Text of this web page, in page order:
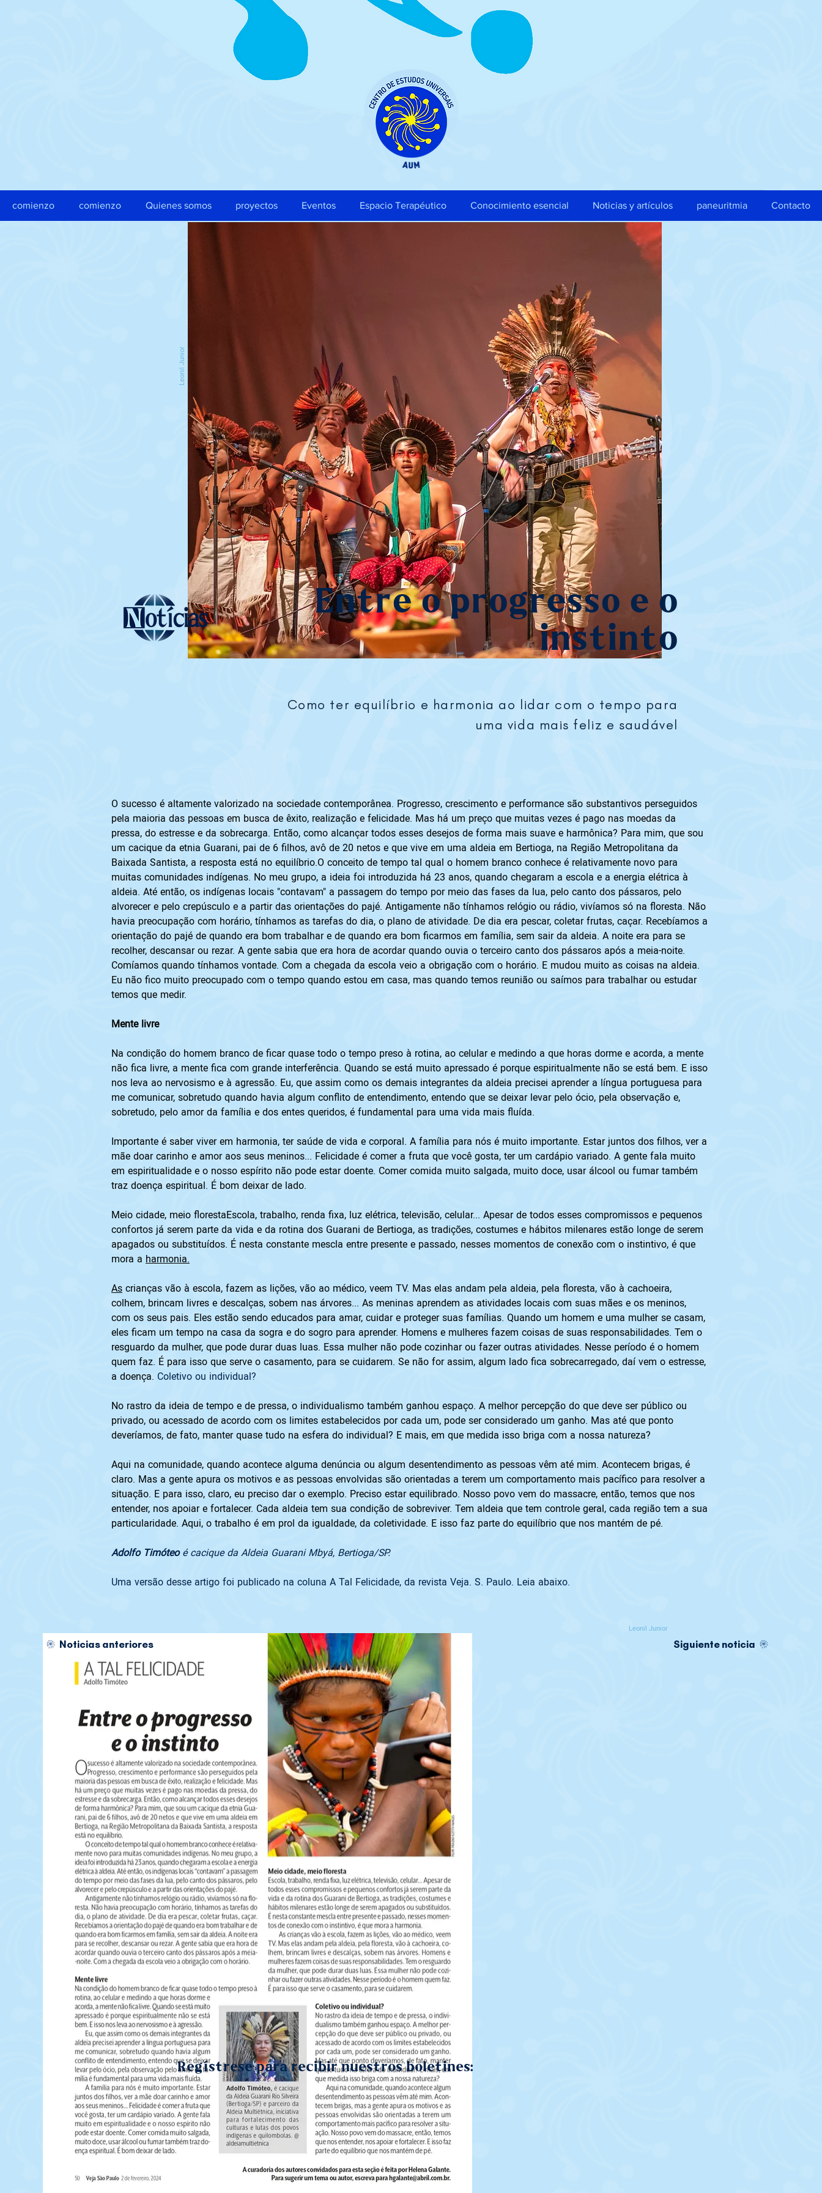
comienzo comienzo Quienes somos proyectos Eventos Espacio Terapéutico Conocimiento esencial Noticias y artículos paneuritmia Contacto
Leonil Junior
Entre o progresso e o
instinto
Como ter equilíbrio e harmonia ao lidar com o tempo para
uma vida mais feliz e saudável
O sucesso é altamente valorizado na sociedade contemporânea. Progresso, crescimento e performance são substantivos perseguidos
pela maioria das pessoas em busca de êxito, realização e felicidade. Mas há um preço que muitas vezes é pago nas moedas da
pressa, do estresse e da sobrecarga. Então, como alcançar todos esses desejos de forma mais suave e harmônica? Para mim, que sou
um cacique da etnia Guarani, pai de 6 filhos, avô de 20 netos e que vive em uma aldeia em Bertioga, na Região Metropolitana da
Baixada Santista, a resposta está no equilíbrio.O conceito de tempo tal qual o homem branco conhece é relativamente novo para
muitas comunidades indígenas. No meu grupo, a ideia foi introduzida há 23 anos, quando chegaram a escola e a energia elétrica à
aldeia. Até então, os indígenas locais "contavam" a passagem do tempo por meio das fases da lua, pelo canto dos pássaros, pelo
alvorecer e pelo crepúsculo e a partir das orientações do pajé. Antigamente não tínhamos relógio ou rádio, vivíamos só na floresta. Não
havia preocupação com horário, tínhamos as tarefas do dia, o plano de atividade. De dia era pescar, coletar frutas, caçar. Recebíamos a
orientação do pajé de quando era bom trabalhar e de quando era bom ficarmos em família, sem sair da aldeia. A noite era para se
recolher, descansar ou rezar. A gente sabia que era hora de acordar quando ouvia o terceiro canto dos pássaros após a meia-noite.
Comíamos quando tínhamos vontade. Com a chegada da escola veio a obrigação com o horário. E mudou muito as coisas na aldeia.
Eu não fico muito preocupado com o tempo quando estou em casa, mas quando temos reunião ou saímos para trabalhar ou estudar
temos que medir.
Mente livre
Na condição do homem branco de ficar quase todo o tempo preso à rotina, ao celular e medindo a que horas dorme e acorda, a mente
não fica livre, a mente fica com grande interferência. Quando se está muito apressado é porque espiritualmente não se está bem. E isso
nos leva ao nervosismo e à agressão. Eu, que assim como os demais integrantes da aldeia precisei aprender a língua portuguesa para
me comunicar, sobretudo quando havia algum conflito de entendimento, entendo que se deixar levar pelo ócio, pela observação e,
sobretudo, pelo amor da família e dos entes queridos, é fundamental para uma vida mais fluída.
Importante é saber viver em harmonia, ter saúde de vida e corporal. A família para nós é muito importante. Estar juntos dos filhos, ver a
mãe doar carinho e amor aos seus meninos... Felicidade é comer a fruta que você gosta, ter um cardápio variado. A gente fala muito
em espiritualidade e o nosso espírito não pode estar doente. Comer comida muito salgada, muito doce, usar álcool ou fumar também
traz doença espiritual. É bom deixar de lado.
Meio cidade, meio florestaEscola, trabalho, renda fixa, luz elétrica, televisão, celular... Apesar de todos esses compromissos e pequenos
confortos já serem parte da vida e da rotina dos Guarani de Bertioga, as tradições, costumes e hábitos milenares estão longe de serem
apagados ou substituídos. É nesta constante mescla entre presente e passado, nesses momentos de conexão com o instintivo, é que
mora a harmonia.
As crianças vão à escola, fazem as lições, vão ao médico, veem TV. Mas elas andam pela aldeia, pela floresta, vão à cachoeira,
colhem, brincam livres e descalças, sobem nas árvores... As meninas aprendem as atividades locais com suas mães e os meninos,
com os seus pais. Eles estão sendo educados para amar, cuidar e proteger suas famílias. Quando um homem e uma mulher se casam,
eles ficam um tempo na casa da sogra e do sogro para aprender. Homens e mulheres fazem coisas de suas responsabilidades. Tem o
resguardo da mulher, que pode durar duas luas. Essa mulher não pode cozinhar ou fazer outras atividades. Nesse período é o homem
quem faz. É para isso que serve o casamento, para se cuidarem. Se não for assim, algum lado fica sobrecarregado, daí vem o estresse,
a doença. Coletivo ou individual?
No rastro da ideia de tempo e de pressa, o individualismo também ganhou espaço. A melhor percepção do que deve ser público ou
privado, ou acessado de acordo com os limites estabelecidos por cada um, pode ser considerado um ganho. Mas até que ponto
deveríamos, de fato, manter quase tudo na esfera do individual? E mais, em que medida isso briga com a nossa natureza?
Aqui na comunidade, quando acontece alguma denúncia ou algum desentendimento as pessoas vêm até mim. Acontecem brigas, é
claro. Mas a gente apura os motivos e as pessoas envolvidas são orientadas a terem um comportamento mais pacífico para resolver a
situação. E para isso, claro, eu preciso dar o exemplo. Preciso estar equilibrado. Nosso povo vem do massacre, então, temos que nos
entender, nos apoiar e fortalecer. Cada aldeia tem sua condição de sobreviver. Tem aldeia que tem controle geral, cada região tem a sua
particularidade. Aqui, o trabalho é em prol da igualdade, da coletividade. E isso faz parte do equilíbrio que nos mantém de pé.
Adolfo Timóteo é cacique da Aldeia Guarani Mbyá, Bertioga/SP.
Uma versão desse artigo foi publicado na coluna A Tal Felicidade, da revista Veja. S. Paulo. Leia abaixo.
Leonil Junior
Noticias anteriores Siguiente noticia
Regístrese para recibir nuestros boletines: